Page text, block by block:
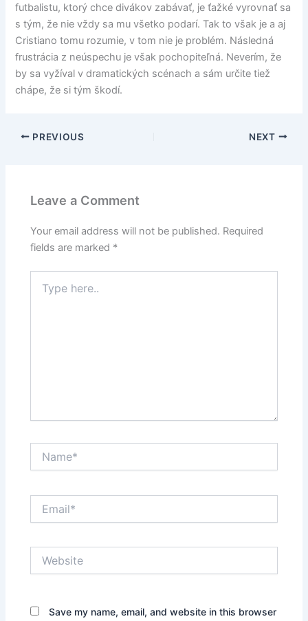
futbalistu, ktorý chce divákov zabávať, je ťažké vyrovnať sa
s tým, že nie vždy sa mu všetko podarí. Tak to však je a aj
Cristiano tomu rozumie, v tom nie je problém. Následná
frustrácia z neúspechu je však pochopiteľná. Neverím, že
by sa vyžíval v dramatických scénach a sám určite tiež
chápe, že si tým škodí.
PREVIOUS NEXT
Leave a Comment
Your email address will not be published. Required
fields are marked *
here..
Save my name, email, and website in this browser